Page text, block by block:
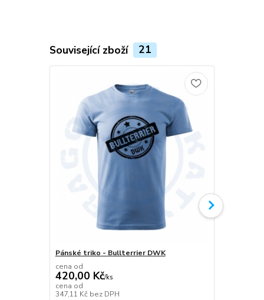
Související zboží 21
Pánské triko - Bullterrier DWK
cena od
420,00 Kč/ks
cena od
347,11 Kč bez DPH